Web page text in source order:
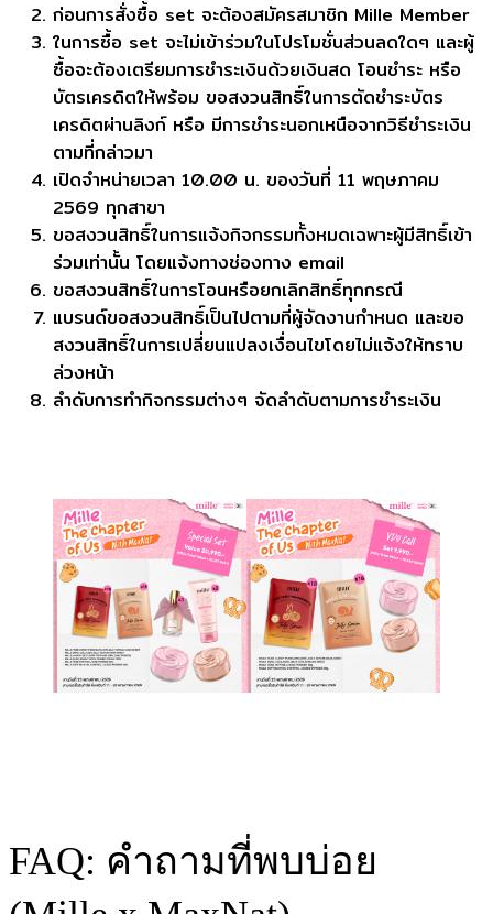
ก่อนการสั่งซื้อ set จะต้องสมัครสมาชิก Mille Member
ในการซื้อ set จะไม่เข้าร่วมในโปรโมชั่นส่วนลดใดๆ และผู้
ซื้อจะต้องเตรียมการชำระเงินด้วยเงินสด โอนชำระ หรือ
บัตรเครดิตให้พร้อม ขอสงวนสิทธิ์ในการตัดชำระบัตร
เครดิตผ่านลิงก์ หรือ มีการชำระนอกเหนือจากวิธีชำระเงิน
ตามที่กล่าวมา
เปิดจำหน่ายเวลา 10.00 น. ของวันที่ 11 พฤษภาคม
2569 ทุกสาขา
ขอสงวนสิทธิ์ในการแจ้งกิจกรรมทั้งหมดเฉพาะผู้มีสิทธิ์เข้า
ร่วมเท่านั้น โดยแจ้งทางช่องทาง email
ขอสงวนสิทธิ์ในการโอนหรือยกเลิกสิทธิ์ทุกกรณี
แบรนด์ขอสงวนสิทธิ์เป็นไปตามที่ผู้จัดงานกำหนด และขอ
สงวนสิทธิ์ในการเปลี่ยนแปลงเงื่อนไขโดยไม่แจ้งให้ทราบ
ล่วงหน้า
ลำดับการทำกิจกรรมต่างๆ จัดลำดับตามการชำระเงิน
FAQ: คำถามที่พบบ่อย